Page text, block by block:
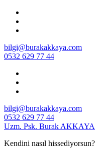
İçeriğe
bilgi@burakakkaya.com
0532 629 77 44
bilgi@burakakkaya.com
0532 629 77 44
Uzm. Psk. Burak AKKAYA
Kendini nasıl hissediyorsun?